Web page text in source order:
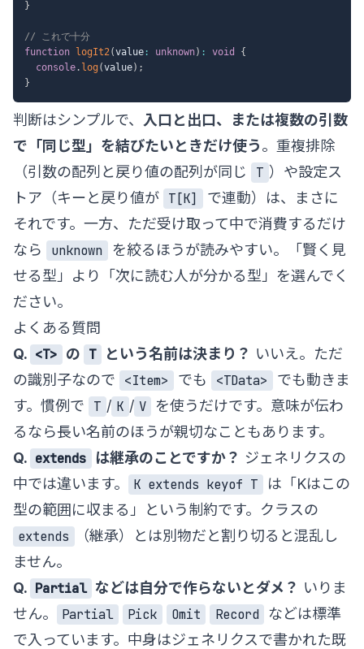
}
// これで十分
function
logIt2(value : unknown) : void
{
console. log (value) ;
}
判断はシンプルで、 入口と出口、または複数の引数
で「同じ型」を結びたいときだけ使う。重複排除
（引数の配列と戻り値の配列が同じ
T ）や設定ス
トア（キーと戻り値が T[K]
で連動）は、まさに
それです。一方、ただ受け取って中で消費するだけ
なら
unknown
を絞るほうが読みやすい。「賢く見
せる型」より「次に読む人が分かる型」を選んでく
ださい。
よくある質問
Q. <T> の T という名前は決まり？ いいえ。ただ
の識別子なので
<Item> でも <TData>
でも動きま
す。慣例で
T / K / V を使うだけです。意味が伝わ
るなら長い名前のほうが親切なこともあります。
Q. extends は継承のことですか？ ジェネリクスの
中では違います。
K extends keyof T
は「Kはこの
型の範囲に収まる」という制約です。クラスの
extends
（継承）とは別物だと割り切ると混乱し
ません。
Q. Partial などは自分で作らないとダメ？ いりま
せん。
Partial Pick Omit Record
などは標準
で入っています。中身はジェネリクスで書かれた既